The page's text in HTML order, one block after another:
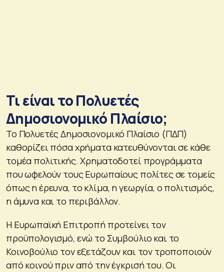
Τι είναι το Πολυετές
Δημοσιονομικό Πλαίσιο;
Το Πολυετές Δημοσιονομικό Πλαίσιο (ΠΔΠ)
καθορίζει πόσα χρήματα κατευθύνονται σε κάθε
τομέα πολιτικής. Χρηματοδοτεί προγράμματα
που ωφελούν τους Ευρωπαίους πολίτες σε τομείς
όπως η έρευνα, το κλίμα, η γεωργία, ο πολιτισμός,
η άμυνα και το περιβάλλον.
Η Ευρωπαϊκή Επιτροπή προτείνει τον
προϋπολογισμό, ενώ το Συμβούλιο και το
Κοινοβούλιο τον εξετάζουν και τον τροποποιούν
από κοινού πριν από την έγκρισή του. Οι